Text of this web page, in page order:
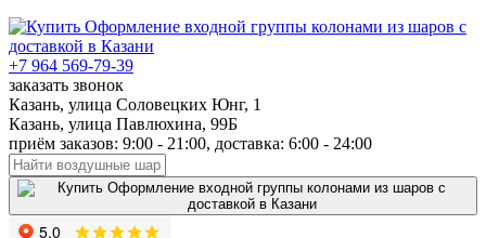
+7 964 569-79-39
заказать звонок
Казань, улица Соловецких Юнг, 1
Казань, улица Павлюхина, 99Б
приём заказов: 9:00 - 21:00, доставка: 6:00 - 24:00